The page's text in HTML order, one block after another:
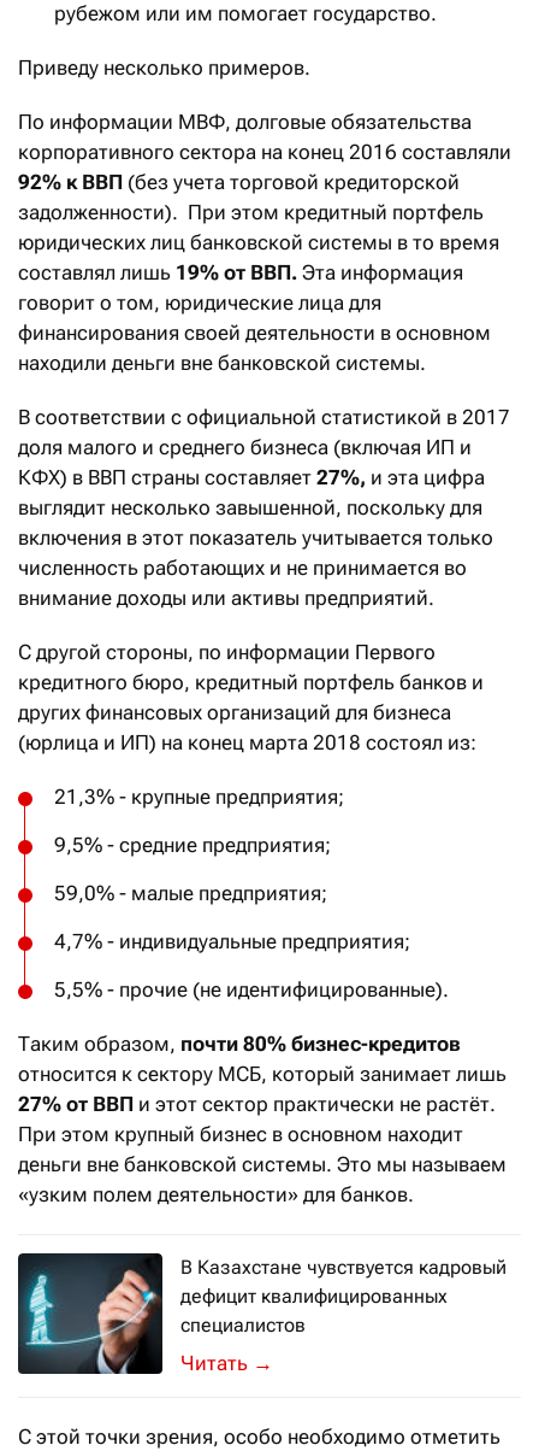
рубежом или им помогает государство.
Приведу несколько примеров.
По информации МВФ, долговые обязательства
корпоративного сектора на конец 2016 составляли
92% к ВВП (без учета торговой кредиторской
задолженности). При этом кредитный портфель
юридических лиц банковской системы в то время
составлял лишь 19% от ВВП. Эта информация
говорит о том, юридические лица для
финансирования своей деятельности в основном
находили деньги вне банковской системы.
В соответствии с официальной статистикой в 2017
доля малого и среднего бизнеса (включая ИП и
КФХ) в ВВП страны составляет 27%, и эта цифра
выглядит несколько завышенной, поскольку для
включения в этот показатель учитывается только
численность работающих и не принимается во
внимание доходы или активы предприятий.
С другой стороны, по информации Первого
кредитного бюро, кредитный портфель банков и
других финансовых организаций для бизнеса
(юрлица и ИП) на конец марта 2018 состоял из:
21,3% - крупные предприятия;
9,5% - средние предприятия;
59,0% - малые предприятия;
4,7% - индивидуальные предприятия;
5,5% - прочие (не идентифицированные).
Таким образом, почти 80% бизнес-кредитов
относится к сектору МСБ, который занимает лишь
27% от ВВП и этот сектор практически не растёт.
При этом крупный бизнес в основном находит
деньги вне банковской системы. Это мы называем
«узким полем деятельности» для банков.
В Казахстане чувствуется кадровый
дефицит квалифицированных
специалистов
Результаты исследования Korn
→
С этой точки зрения, особо необходимо отметить